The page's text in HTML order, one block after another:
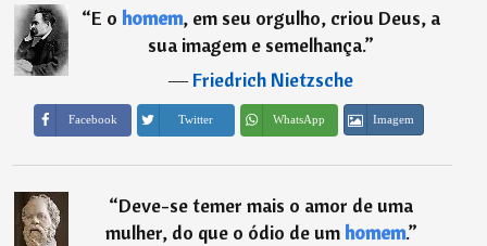
“E o homem, em seu orgulho, criou Deus, a
sua imagem e semelhança.”
―Friedrich Nietzsche
Facebook Twitter WhatsApp Imagem
“Deve-se temer mais o amor de uma
mulher, do que o ódio de um homem.”